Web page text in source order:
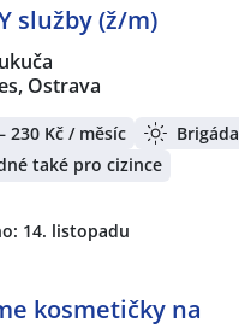
služby (ž/m)
Ostrava
230 Kč / měsíc
Brigáda
také pro cizince
14. listopadu
kosmetičky na